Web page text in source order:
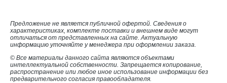
Предложение не является публичной офертой. Сведения о
характеристиках, комплекте поставки и внешнем виде могут
отличаться от представленных на сайте. Актуальную
информацию уточняйте у менеджера при оформлении заказа.
© Все материалы данного сайта являются объектами
интеллектуальной собственности. Запрещается копирование,
распространение или любое иное использование информации без
предварительного согласия правообладателя.